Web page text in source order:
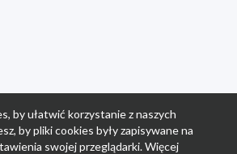
by ułatwić korzystanie z naszych
by pliki cookies były zapisywane na
swojej przeglądarki. Więcej